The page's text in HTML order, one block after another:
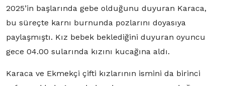
2025’in başlarında gebe olduğunu duyuran Karaca,
bu süreçte karnı burnunda pozlarını doyasıya
paylaşmıştı. Kız bebek beklediğini duyuran oyuncu
gece 04.00 sularında kızını kucağına aldı.
Karaca ve Ekmekçi çifti kızlarının ismini da birinci